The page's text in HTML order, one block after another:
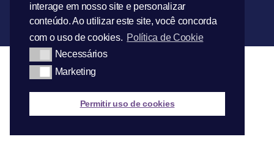
interage em nosso site e personalizar
conteúdo. Ao utilizar este site, você concorda
com o uso de cookies. Política de Cookie
Necessários
Marketing
Permitir uso de cookies
Termos de Uso | Política de Privacidade